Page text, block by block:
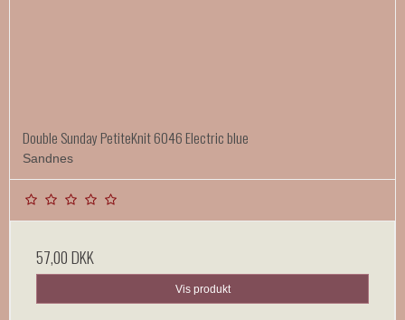
Double Sunday PetiteKnit 6046 Electric blue
Sandnes
57,00 DKK
Vis produkt